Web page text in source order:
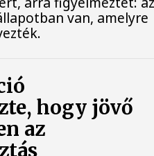
van, amelyre
hogy jövő
az